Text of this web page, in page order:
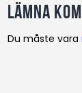
Lämna
Du måste vara